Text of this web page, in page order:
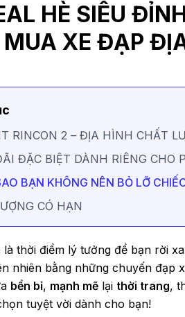
HÈ SIÊU
MUA XE ĐẠP
RINCON 2 – ĐỊA HÌNH CHẤT
ĐẶC BIỆT DÀNH RIÊNG CHO
BẠN KHÔNG NÊN BỎ LỠ
CÓ HẠN
là thời điểm lý tưởng để bạn rời
nhiên bằng những chuyến đạp
bền bỉ, mạnh mẽ lại thời trang,
tuyệt vời dành cho bạn!